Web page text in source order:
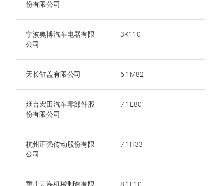
份有限公司
宁波奥博汽车电器有限
公司
3K110
天长缸盖有限公司 6.1M82
烟台宏田汽车零部件股
份有限公司
7.1E80
杭州正强传动股份有限
公司
7.1H33
重庆云海机械制造有限
8.1F10